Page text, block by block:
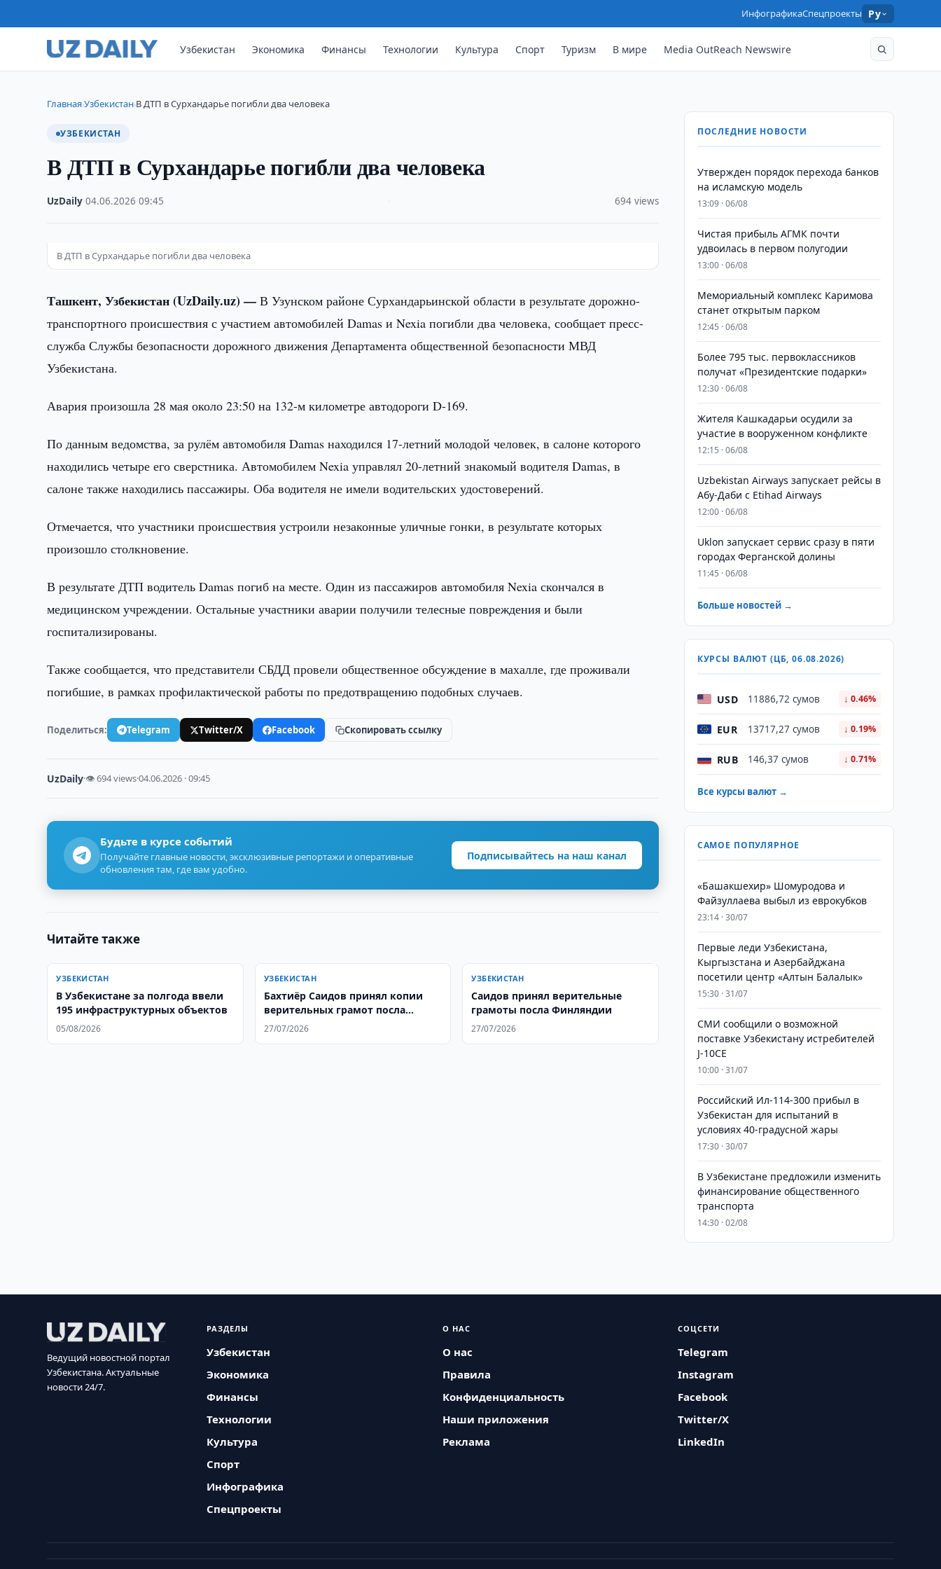
ИнфографикаСпецпроекты Ру
Узбекистан Экономика Финансы Технологии Культура Спорт Туризм В мире Media OutReach Newswire
Главная›Узбекистан›В ДТП в Сурхандарье погибли два человека
УЗБЕКИСТАН
В ДТП в Сурхандарье погибли два человека
UzDaily ·04.06.2026 ·09:45 694 views
В ДТП в Сурхандарье погибли два человека
Ташкент, Узбекистан (UzDaily.uz) —В Узунском районе Сурхандарьинской области в результате дорожно-
транспортного происшествия с участием автомобилей Damas и Nexia погибли два человека, сообщает пресс-
служба Службы безопасности дорожного движения Департамента общественной безопасности МВД
Узбекистана.
Авария произошла 28 мая около 23:50 на 132-м километре автодороги D-169.
По данным ведомства, за рулём автомобиля Damas находился 17-летний молодой человек, в салоне которого
находились четыре его сверстника. Автомобилем Nexia управлял 20-летний знакомый водителя Damas, в
салоне также находились пассажиры. Оба водителя не имели водительских удостоверений.
Отмечается, что участники происшествия устроили незаконные уличные гонки, в результате которых
произошло столкновение.
В результате ДТП водитель Damas погиб на месте. Один из пассажиров автомобиля Nexia скончался в
медицинском учреждении. Остальные участники аварии получили телесные повреждения и были
госпитализированы.
Также сообщается, что представители СБДД провели общественное обсуждение в махалле, где проживали
погибшие, в рамках профилактической работы по предотвращению подобных случаев.
Поделиться: Telegram Twitter/X Facebook Скопировать ссылку
UzDaily·👁 694 views·04.06.2026 · 09:45
Будьте в курсе событий
Получайте главные новости, эксклюзивные репортажи и оперативные
обновления там, где вам удобно.
Подписывайтесь на наш канал
Читайте также
УЗБЕКИСТАН
В Узбекистане за полгода ввели
195 инфраструктурных объектов
05/08/2026
УЗБЕКИСТАН
Бахтиёр Саидов принял копии
верительных грамот посла
Казахстана
27/07/2026
УЗБЕКИСТАН
Саидов принял верительные
грамоты посла Финляндии
27/07/2026
ПОСЛЕДНИЕ НОВОСТИ
Утвержден порядок перехода банков
на исламскую модель
13:09 · 06/08
Чистая прибыль АГМК почти
удвоилась в первом полугодии
13:00 · 06/08
Мемориальный комплекс Каримова
станет открытым парком
12:45 · 06/08
Более 795 тыс. первоклассников
получат «Президентские подарки»
12:30 · 06/08
Жителя Кашкадарьи осудили за
участие в вооруженном конфликте
12:15 · 06/08
Uzbekistan Airways запускает рейсы в
Абу-Даби с Etihad Airways
12:00 · 06/08
Uklon запускает сервис сразу в пяти
городах Ферганской долины
11:45 · 06/08
Больше новостей →
КУРСЫ ВАЛЮТ (ЦБ, 06.08.2026)
USD 11886,72 сумов ↓ 0.46%
EUR 13717,27 сумов ↓ 0.19%
RUB 146,37 сумов ↓ 0.71%
Все курсы валют →
САМОЕ ПОПУЛЯРНОЕ
«Башакшехир» Шомуродова и
Файзуллаева выбыл из еврокубков
23:14 · 30/07
Первые леди Узбекистана,
Кыргызстана и Азербайджана
посетили центр «Алтын Балалык»
15:30 · 31/07
СМИ сообщили о возможной
поставке Узбекистану истребителей
J-10CE
10:00 · 31/07
Российский Ил-114-300 прибыл в
Узбекистан для испытаний в
условиях 40-градусной жары
17:30 · 30/07
В Узбекистане предложили изменить
финансирование общественного
транспорта
14:30 · 02/08
Ведущий новостной портал
Узбекистана. Актуальные
новости 24/7.
РАЗДЕЛЫ
Узбекистан
Экономика
Финансы
Технологии
Культура
Спорт
Инфографика
Спецпроекты
О НАС
О нас
Правила
Конфиденциальность
Наши приложения
Реклама
СОЦСЕТИ
Telegram
Instagram
Facebook
Twitter/X
LinkedIn